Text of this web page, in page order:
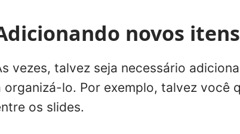
novos
vezes, talvez seja necessário
organizá-lo. Por exemplo, talvez você
os slides.